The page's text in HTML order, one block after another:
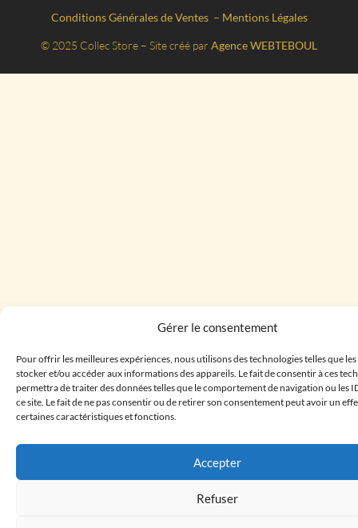
Gérer le consentement
Pour offrir les meilleures expériences, nous utilisons des technologies telles que
stocker et/ou accéder aux informations des appareils. Le fait de consentir à ces
permettra de traiter des données telles que le comportement de navigation ou les
ce site. Le fait de ne pas consentir ou de retirer son consentement peut avoir un
certaines caractéristiques et fonctions.
Accepter
Refuser
Conditions Générales de Ventes – Mentions Légales
© 2025 Collec Store – Site créé par Agence WEBTEBOUL